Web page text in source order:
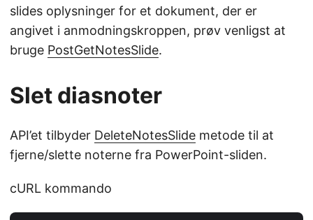
slides oplysninger for et dokument, der er
angivet i anmodningskroppen, prøv venligst at
bruge PostGetNotesSlide.
Slet diasnoter
API’et tilbyder DeleteNotesSlide metode til at
fjerne/slette noterne fra PowerPoint-sliden.
cURL kommando